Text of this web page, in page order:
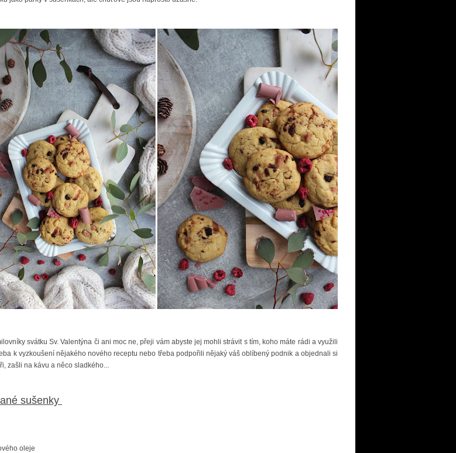
svátku Sv. Valentýna či ani moc ne, přeji vám abyste jej mohli strávit s tím, koho máte rádi a využili
k vyzkoušení nějakého nového receptu nebo třeba podpořili nějaký váš oblíbený podnik a objednali si
zašli na kávu a něco sladkého...
sušenky
oleje